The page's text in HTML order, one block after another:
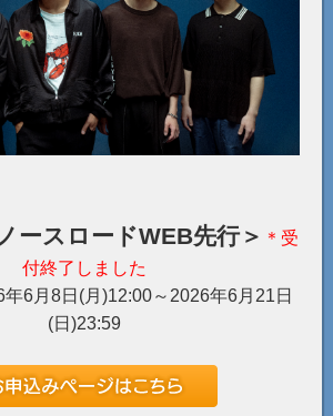
ースロードWEB先行＞ ＊受
付終了しました
6月8日(月)12:00～2026年6月21日
(日)23:59